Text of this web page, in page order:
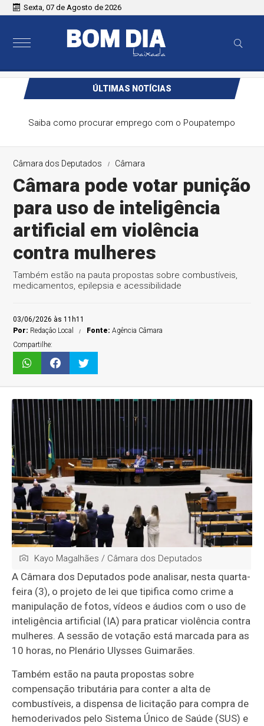
Sexta, 07 de Agosto de 2026
ÚLTIMAS NOTÍCIAS
Saiba como procurar emprego com o Poupatempo
Câmara dos Deputados Câmara
Câmara pode votar punição
para uso de inteligência
artificial em violência
contra mulheres
Também estão na pauta propostas sobre combustíveis,
medicamentos, epilepsia e acessibilidade
03/06/2026 às 11h11
Por: Redaçâo Local Fonte:Agência Câmara
Compartilhe:
Kayo Magalhães / Câmara dos Deputados
A Câmara dos Deputados pode analisar, nesta quarta-
feira (3), o projeto de lei que tipifica como crime a
manipulação de fotos, vídeos e áudios com o uso de
inteligência artificial (IA) para praticar violência contra
mulheres. A sessão de votação está marcada para as
10 horas, no Plenário Ulysses Guimarães.
Também estão na pauta propostas sobre
compensação tributária para conter a alta de
combustíveis, a dispensa de licitação para compra de
hemoderivados pelo Sistema Único de Saúde (SUS) e